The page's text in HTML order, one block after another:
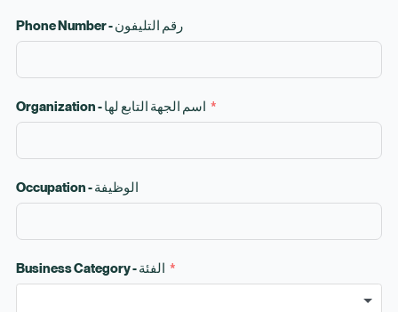
Phone Number - رقم التليفون
Organization - اسم الجهة التابع لها
Occupation - الوظيفة
Business Category - الفئة